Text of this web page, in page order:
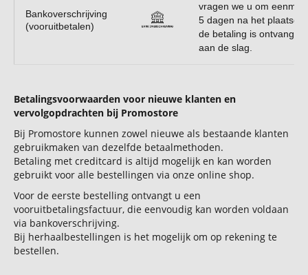
Bankoverschrijving
(vooruitbetalen)
vragen we u om
5 dagen na het
de betaling is
aan de slag.
Betalingsvoorwaarden voor nieuwe klanten en
vervolgopdrachten bij Promostore
Bij Promostore kunnen zowel nieuwe als bestaande klanten
gebruikmaken van dezelfde betaalmethoden.
Betaling met creditcard is altijd mogelijk en kan worden
gebruikt voor alle bestellingen via onze online shop.
Voor de eerste bestelling ontvangt u een
vooruitbetalingsfactuur, die eenvoudig kan worden voldaan
via bankoverschrijving.
Bij herhaalbestellingen is het mogelijk om op rekening te
bestellen.